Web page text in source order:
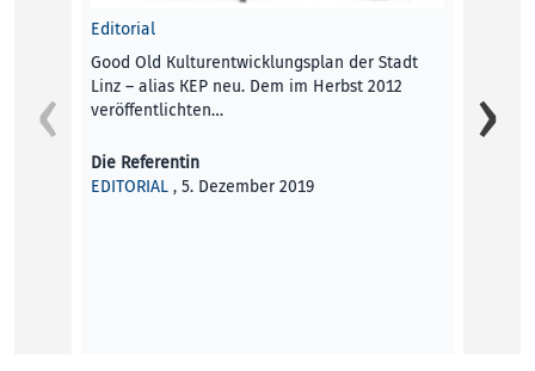
Editorial
Good Old Kulturentwicklungsplan der Stadt
Linz – alias KEP neu. Dem im Herbst 2012
veröffentlichten…
Die Referentin
EDITORIAL , 5. Dezember 2019